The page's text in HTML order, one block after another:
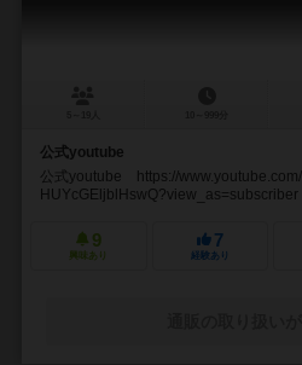
公式youtube
公式youtube https://
HUYcGEljblHswQ?view_as=subscriber
9
興味あり
7
経験あり